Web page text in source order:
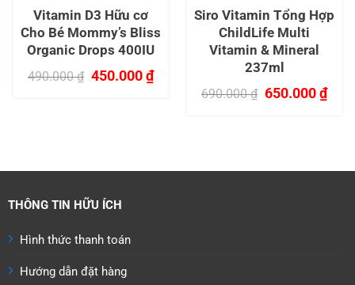
Vitamin D3 Hữu cơ
Cho Bé Mommy’s Bliss
Organic Drops 400IU
490.000₫ Giá
450.000₫Giá
hiện
Siro Vitamin Tổng Hợp
ChildLife Multi
Vitamin & Mineral
237ml
690.000₫ Giá
650.000₫Giá
hiện
THÔNG TIN HỮU ÍCH
Hình thức thanh toán
Hướng dẫn đặt hàng